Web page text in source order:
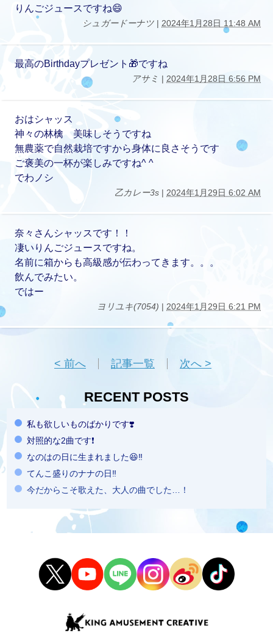
りんごジュースですね😄
シュガードーナツ | 2024年1月28日 11:48 AM
最高のBirthdayプレゼント🎁ですね
アサミ | 2024年1月28日 6:56 PM
おはシャッス
神々の林檎 美味しそうですね
無農薬で自然栽培ですから身体に良さそうです
ご褒美の一杯が楽しみですね^ ^
でわノシ
乙カレー3s | 2024年1月29日 6:02 AM
奈々さんシャッスです！！
凄いりんごジュースですね。
名前に箱からも高級感が伝わってきます。。。
飲んでみたい。
ではー
ヨリユキ(7054) | 2024年1月29日 6:21 PM
< 前へ 記事一覧 次へ >
RECENT POSTS
私も欲しいものばかりです❣️
対照的な2曲です❗️
なのはの日に生まれました😆‼️
てんこ盛りのナナの日‼️
今だからこそ歌えた、大人の曲でした…！